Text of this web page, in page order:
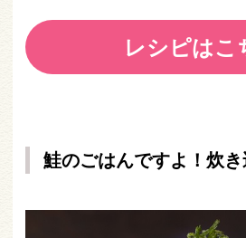
レシピはこ
鮭のごはんですよ！炊